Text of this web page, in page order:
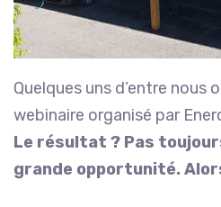
Quelques uns d’entre nous
webinaire organisé par
Le résultat ? Pas
grande opportunité.